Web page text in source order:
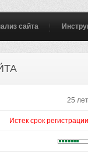
сайта
25 лет
Истек срок регистрации